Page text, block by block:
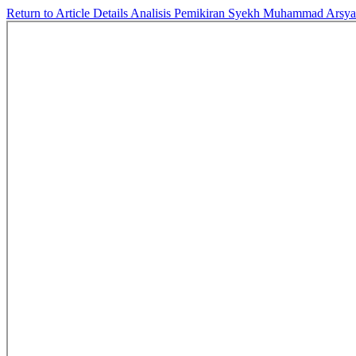
Return to Article Details Analisis Pemikiran Syekh Muhammad